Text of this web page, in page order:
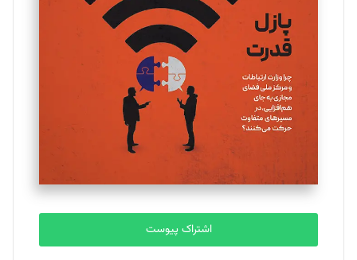
یسنا امان‌پور
تحریریه
ملینا جعفری
تحریریه
مصطفی مسجدی آرانی
تحریریه
بابک نقاش
اشتراک پیوست